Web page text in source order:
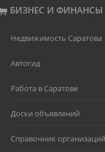
БИЗНЕС И ФИНАНСЫ
Недвижимость Саратова
Автогид
Работа в Саратове
Доски объявлений
Справочник организаций